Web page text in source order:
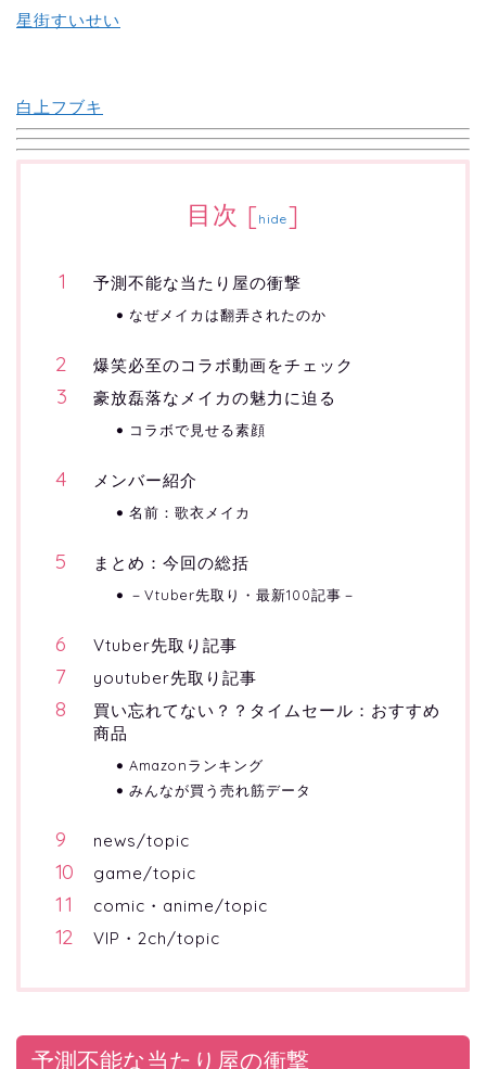
星街すいせい
白上フブキ
目次 [hide]
予測不能な当たり屋の衝撃
なぜメイカは翻弄されたのか
爆笑必至のコラボ動画をチェック
豪放磊落なメイカの魅力に迫る
コラボで見せる素顔
メンバー紹介
名前：歌衣メイカ
まとめ：今回の総括
－Vtuber先取り・最新100記事－
Vtuber先取り記事
youtuber先取り記事
買い忘れてない？？タイムセール：おすすめ
商品
Amazonランキング
みんなが買う売れ筋データ
news/topic
game/topic
comic・anime/topic
VIP・2ch/topic
予測不能な当たり屋の衝撃